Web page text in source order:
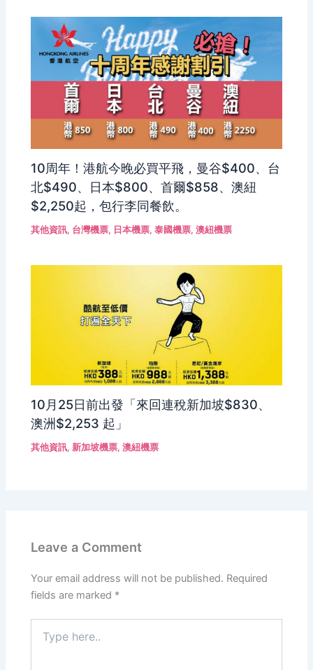
10周年！港航今晚必買平飛，曼谷$400、台
北$490、日本$800、首爾$858、澳紐
$2,250起，包行李同餐飲。
其他資訊, 台灣機票, 日本機票,泰國機票,澳紐機票
10月25日前出發「來回連稅新加坡$830、
澳洲$2,253 起」
其他資訊,新加坡機票,澳紐機票
Leave a Comment
Your email address will not be published. Required
fields are marked *
here..